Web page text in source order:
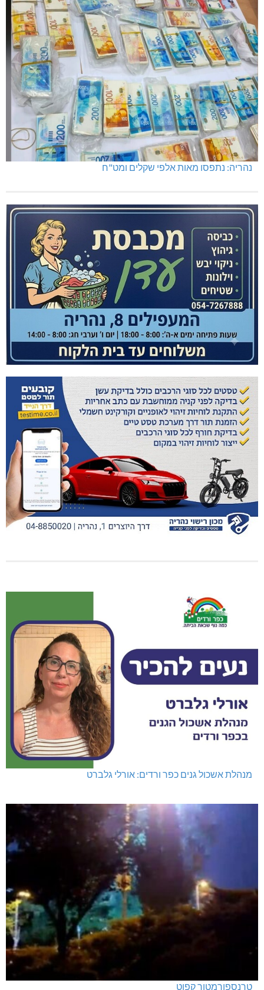
נהריה: נתפסו מאות אלפי שקלים ומט"ח
מנהלת אשכול גנים כפר ורדים: אורלי גלברט
טרנספורמטור קפוט